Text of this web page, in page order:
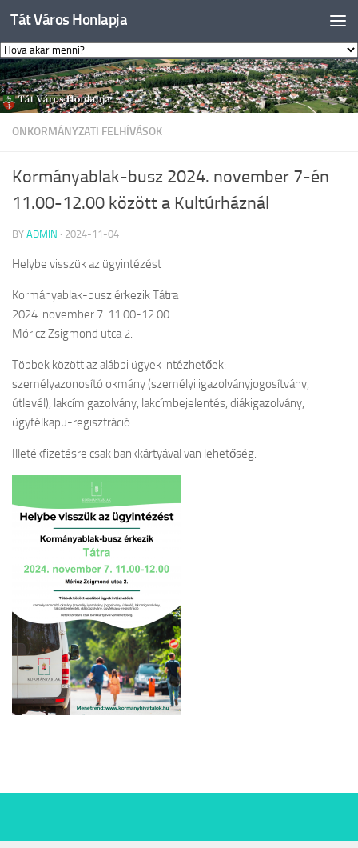
Skip to content
Tát Város Honlapja
ÖNKORMÁNYZATI FELHÍVÁSOK
Kormányablak-busz 2024. november 7-én
11.00-12.00 között a Kultúrháznál
BY ADMIN · 2024-11-04
Helybe visszük az ügyintézést
Kormányablak-busz érkezik Tátra
2024. november 7. 11.00-12.00
Móricz Zsigmond utca 2.
Többek között az alábbi ügyek intézhetőek:
személyazonosító okmány (személyi igazolványjogosítvány,
útlevél), lakcímigazolvány, lakcímbejelentés, diákigazolvány,
ügyfélkapu-regisztráció
Illetékfizetésre csak bankkártyával van lehetőség.